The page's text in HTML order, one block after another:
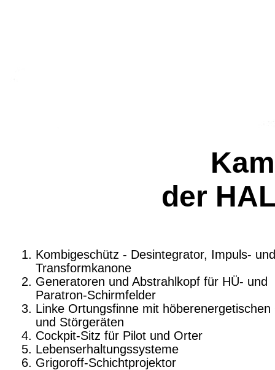
der
Kombigeschütz - Desintegrator, Impuls- und
Transformkanone
Generatoren und Abstrahlkopf für HÜ- und
Paratron-Schirmfelder
Linke Ortungsfinne mit
und Störgeräten
Cockpit-Sitz für Pilot und Orter
Lebenserhaltungssysteme
Grigoroff-Schichtprojektor